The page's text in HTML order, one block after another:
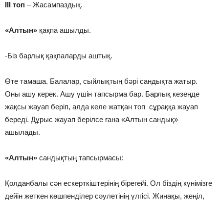
ІІІ топ – Жасампаздық.
«Алтын» қақпа ашылды.
-Біз барлық қақпаларды аштық.
Өте тамаша. Балалар, сыйлықтың бәрі сандықта жатыр.
Оны ашу керек. Ашу үшін тапсырма бар. Барлық кезеңде
жақсы жауап беріп, алда келе жатқан топ сұраққа жауап
береді. Дұрыс жауап берілсе ғана «Алтын сандық»
ашылады.
«Алтын» сандықтың тапсырмасы:
Қолданбалы сән ескерткіштерінің бірегейі. Ол біздің күнімізге
дейін жеткен көшпенділер сәулетінің үлгісі. Жинақы, жеңіл,